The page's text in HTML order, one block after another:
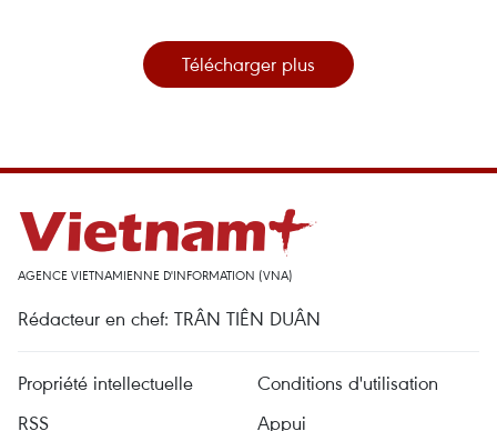
Télécharger plus
AGENCE VIETNAMIENNE D'INFORMATION (VNA)
Rédacteur en chef: TRÂN TIÊN DUÂN
Propriété intellectuelle
Conditions d'utilisation
RSS
Appui